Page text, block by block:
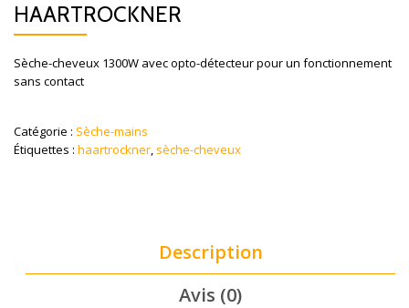
HAARTROCKNER
Sèche-cheveux 1300W avec opto-détecteur pour un fonctionnement
sans contact
Catégorie : Sèche-mains
Étiquettes : haartrockner, sèche-cheveux
Description
Avis (0)